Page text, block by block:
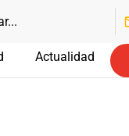
Actualidad